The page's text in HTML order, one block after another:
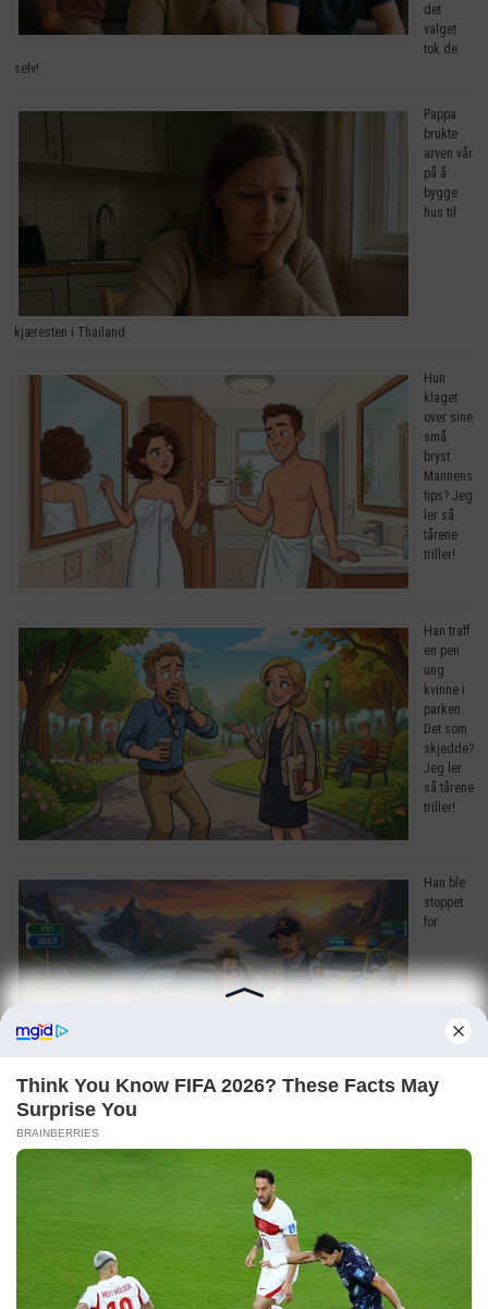
det
valget
tok de
selv!
Pappa
brukte
arven vår
på å
bygge
hus til
kjæresten i Thailand
Hun
klaget
over sine
små
bryst.
Mannens
tips? Jeg
ler så
tårene
triller!
Han traff
en pen
ung
kvinne i
parken.
Det som
skjedde?
Jeg ler
så tårene
triller!
Han ble
stoppet
for
råkjøring. Grunnen? Jeg ler så tårene triller!
Copyright © 2026 Dagens Beste. Drevet avWordPress Bam